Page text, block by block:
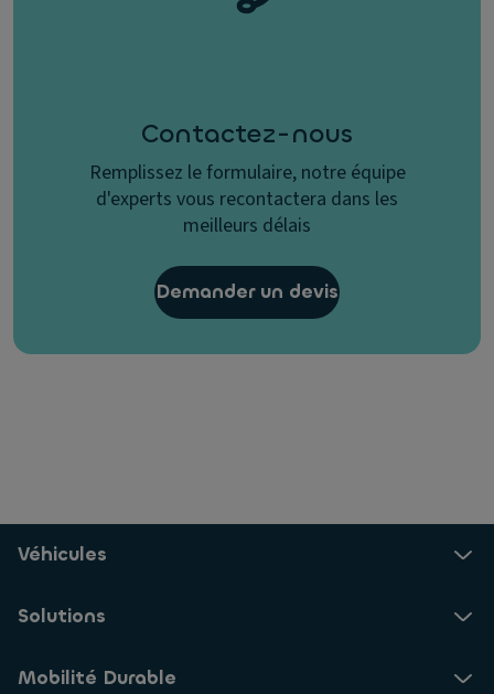
Contactez-nous
Remplissez le formulaire, notre équipe
d'experts vous recontactera dans les
meilleurs délais
Demander un devis
Véhicules
Solutions
Mobilité Durable